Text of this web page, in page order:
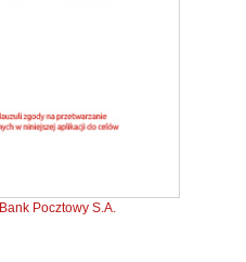
Bank Pocztowy S.A.